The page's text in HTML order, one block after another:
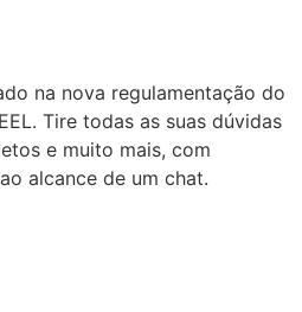
na nova regulamentação do
Tire todas as suas dúvidas
e muito mais, com
alcance de um chat.